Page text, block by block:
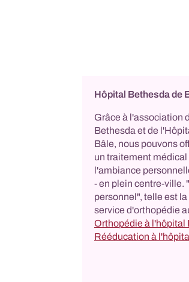
Hôpital Bethesda de
Grâce à l'association
Bethesda et de
Bâle, nous pouvons
un traitement
l'ambiance
- en plein centre-ville.
personnel", telle est
service d'orthopédie
Orthopédie à l'hôpital
Rééducation à